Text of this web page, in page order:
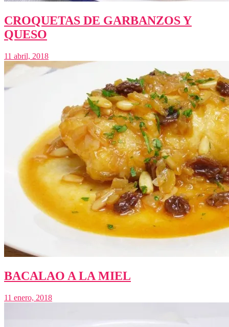
CROQUETAS DE GARBANZOS Y
QUESO
11 abril, 2018
BACALAO A LA MIEL
11 enero, 2018